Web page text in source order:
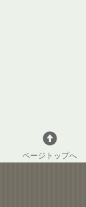
ページトップへ